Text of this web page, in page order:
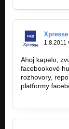
Xpresse
1.8.2011
Ahoj kapelo,
facebookové
rozhovory,
platformy